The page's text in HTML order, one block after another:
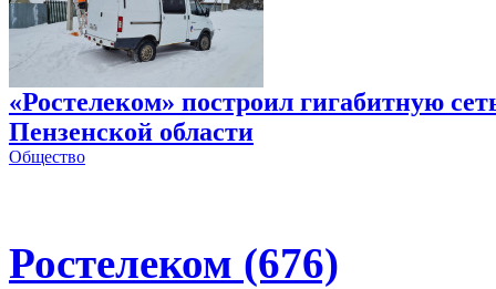
«Ростелеком» построил гигабитную
Пензенской области
Общество
Ростелеком (676)